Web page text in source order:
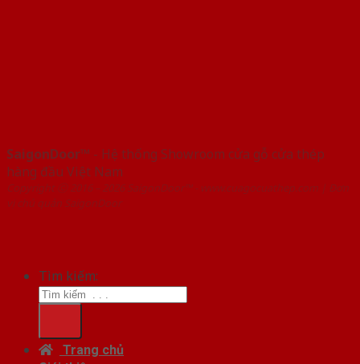
SaigonDoor™ - Hệ thống Showroom cửa gỗ cửa thép
hàng đầu Việt Nam
Copyright ⓒ 2016 – 2026 SaigonDoor™ - www.cuagocuathep.com | Đơn
vị chủ quản SaigonDoor
Tìm kiếm:
Trang chủ